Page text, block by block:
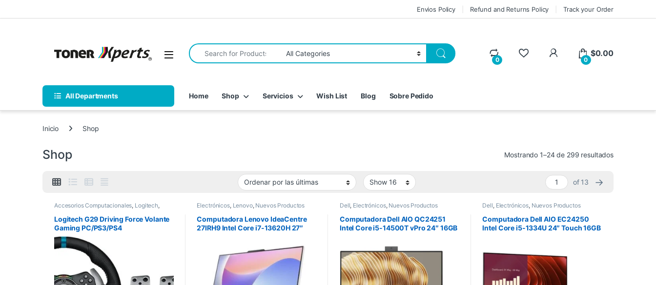
Envios Policy Refund and Returns Policy Track your Order
Open
Search for:
0
My Account
0
$0.00
All Departments Home Shop Servicios Wish List Blog Sobre Pedido
Inicio Shop
Shop Mostrando 1–24 de 299 resultadosSorted by
of 13 →
Accesorios Computacionales, Logitech,
Nuevos Productos
Logitech G29 Driving Force Volante
Gaming PC/PS3/PS4
Electrónicos, Lenovo, Nuevos Productos
Computadora Lenovo IdeaCentre
27IRH9 Intel Core i7-13620H 27″
Dell, Electrónicos, Nuevos Productos
Computadora Dell AIO QC24251
Intel Core i5-14500T vPro 24″ 16GB
Dell, Electrónicos, Nuevos Productos
Computadora Dell AIO EC24250
Intel Core i5-1334U 24″ Touch 16GB